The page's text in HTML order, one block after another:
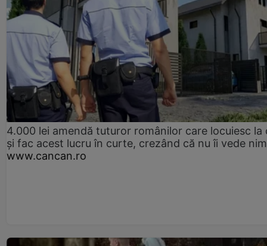
4.000 lei amendă tuturor românilor care locuiesc la
și fac acest lucru în curte, crezând că nu îi vede
www.cancan.ro